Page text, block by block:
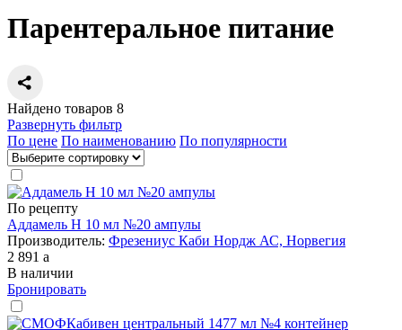
Парентеральное питание
Найдено товаров 8
Развернуть фильтр
По цене По наименованию По популярности
По рецепту
Аддамель Н 10 мл №20 ампулы
Производитель: Фрезениус Каби Нордж АС, Норвегия
2 891 a
В наличии
Бронировать